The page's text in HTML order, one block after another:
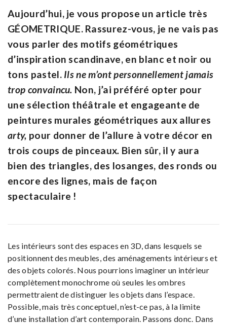
Aujourd’hui, je vous propose un article très
GÉOMETRIQUE. Rassurez-vous, je ne vais pas
vous parler des motifs géométriques
d’inspiration scandinave, en blanc et noir ou
tons pastel. Ils ne m’ont personnellement jamais
trop convaincu. Non, j’ai préféré opter pour
une sélection théâtrale et engageante de
peintures murales géométriques aux allures
arty, pour donner de l’allure à votre décor en
trois coups de pinceaux. Bien sûr, il y aura
bien des triangles, des losanges, des ronds ou
encore des lignes, mais de façon
spectaculaire !
Les intérieurs sont des espaces en 3D, dans lesquels se
positionnent des meubles, des aménagements intérieurs et
des objets colorés. Nous pourrions imaginer un intérieur
complètement monochrome où seules les ombres
permettraient de distinguer les objets dans l’espace.
Possible, mais très conceptuel, n’est-ce pas, à la limite
d’une installation d’art contemporain. Passons donc. Dans